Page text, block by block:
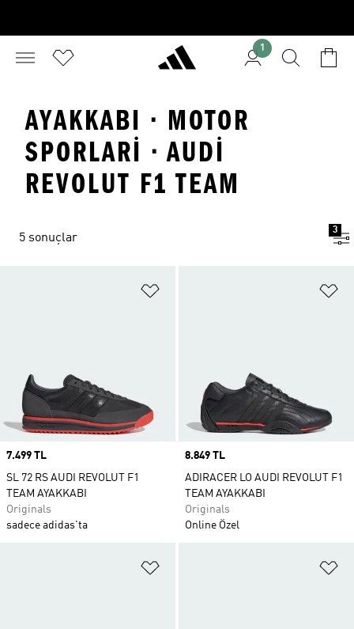
1
AYAKKABI · MOTOR
SPORLARI · AUDI
REVOLUT F1 TEAM
5 sonuçlar
3
Price
7.499 TL
SL 72 RS AUDI REVOLUT F1
TEAM AYAKKABI
Originals
sadece adidas'ta
Price
8.849 TL
ADIRACER LO AUDI REVOLUT F1
TEAM AYAKKABI
Originals
Online Özel